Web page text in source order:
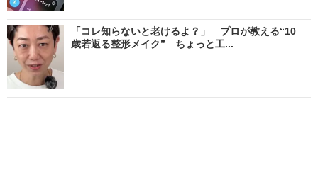
「コレ知らないと老けるよ？」 プロが教える“10
歳若返る整形メイク” ちょっと工...